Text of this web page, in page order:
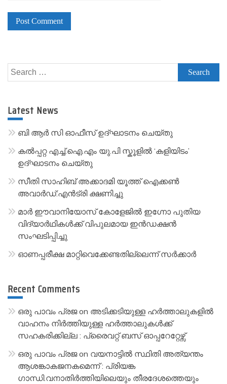
l
n
a
e
Search
for:
Latest News
ബി ആർ സി ഓഫീസ് ഉദ്ഘാടനം ചെയ്തു
കൽപ്പറ്റ എച്ച്.ഐ.എം യു.പി സ്കൂ‌ളിൽ ‘കളിയിടം’
ഉദ്ഘാടനം ചെയ്തു
സീതി സാഹിബ് അക്കാദമി യൂത്ത് ഐക്കൺ
അവാർഡ്:എൻട്രി ക്ഷണിച്ചു
മാർ ഈവാനിയോസ് കോളേജിൽ ഇഗ്നോ പുതിയ
വിദ്യാർഥികൾക്ക് വിപുലമായ ഇൻഡക്ഷൻ
സംഘടിപ്പിച്ചു
ഓണപ്പരീക്ഷ മാറ്റിവെക്കേണ്ടതില്ലെന്ന് സർക്കാർ
Recent Comments
ഒരു പാവം പ്രജon അടിക്കടിയുള്ള ഹർത്താലുകളിൽ
വാഹനം നിർത്തിയുള്ള ഹർത്താലുകൾക്ക്
സഹകരിക്കില്ല : പ്രൈവറ്റ് ബസ് ഓപ്പറേറ്റേഴ്സ്
ഒരു പാവം പ്രജon വയനാട്ടിൽ സ്ഥിതി അത്യന്തം
ആശങ്കാകജനകമെന്ന് : പ്രിയങ്ക
ഗാന്ധി.വനാതിർത്തിയിലെയും തീരദേശത്തെയും